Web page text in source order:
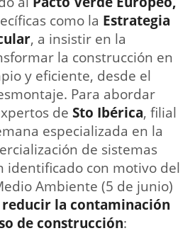
como la Estrategia
, a insistir en la
la construcción en
y eficiente, desde el
Para abordar
de Sto Ibérica, filial
especializada en la
de sistemas
identificado con motivo del
Ambiente (5 de junio)
la contaminación
de construcción: